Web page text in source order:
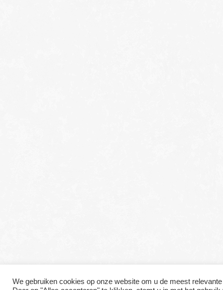
We gebruiken cookies op onze website om u de meest